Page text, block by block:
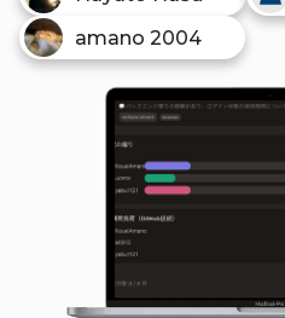
amano 2004